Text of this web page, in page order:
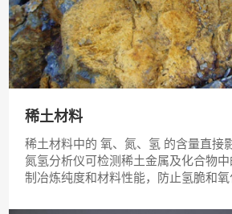
稀土材料
稀土材料中的 氧、氮、氢 的含量直接
氮氢分析仪可检测稀土金属及化合物
制冶炼纯度和材料性能，防止氢脆和氧